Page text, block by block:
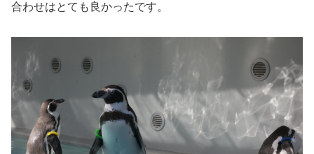
合わせはとても良かったです。